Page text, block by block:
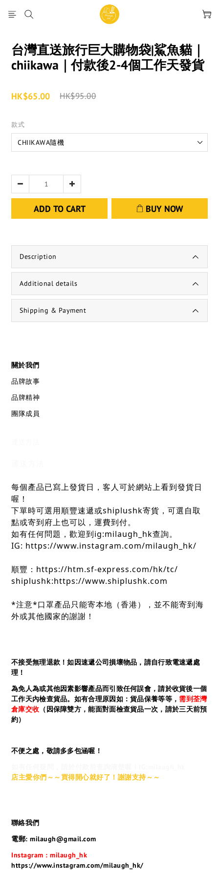
台灣直送旅行巨大購物袋|鯊魚貓｜
chiikawa｜付款後2-4個工作天發貨
HK$65.00 HK$95.00
款式
ADD TO CART BUY NOW
Description
Additional details
Shipping & Payment
關於我們
品牌故事
品牌精神
團隊成員
每個產品已寫上發貨日，客人可於網站上看到發貨日
喔！
下單時可選用順豐速遞或shiplushk寄貨，可選自取
點或寄到府上也可以，運費到付。
如有任何問題，歡迎到ig:milaugh_hk查詢。
IG: https://www.instagram.com/milaugh_hk/
順豐：https://htm.sf-express.com/hk/tc/
shiplushk:https://www.shiplushk.com
*注意*口罩產品只能寄本地（香港），並不能寄到海
外或其他國家的謝謝！
不接受無理退款！如因速遞公司損壞物品，請自行致電速遞處
理！
為免人為或其他因素影響產品而引致任何誤會，請於收貨後一個
工作天內檢查貨品。如有合理原因如：貨品保養等等， 需到荃灣
倉庫交收 （因保障雙方，能面對面檢查貨品一次，請於三天前預
約）
不便之處，敬請多多包涵喔！
店主愛你們～～買得開心就好了！謝謝支持～～
聯絡我們
電郵: milaugh@gmail.com
Instagram : milaugh_hk
https://www.instagram.com/milaugh_hk/